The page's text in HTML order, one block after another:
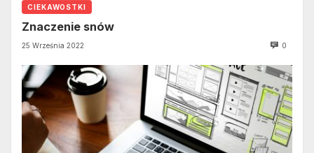
CIEKAWOSTKI
Znaczenie snów
25 Września 2022 0